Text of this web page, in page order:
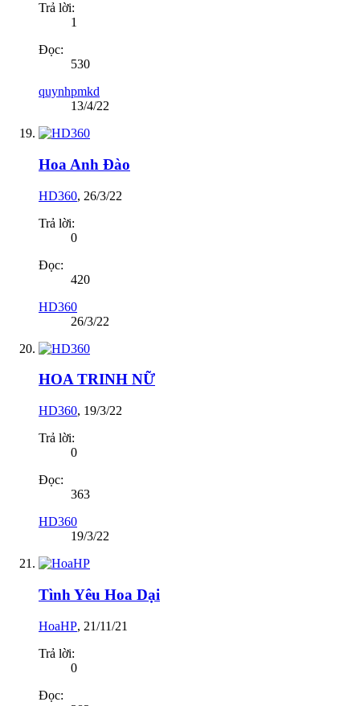
Trả lời:
1
Đọc:
530
quynhpmkd
13/4/22
Hoa Anh Đào
HD360, 26/3/22
Trả lời:
0
Đọc:
420
HD360
26/3/22
HOA TRINH NỮ
HD360, 19/3/22
Trả lời:
0
Đọc:
363
HD360
19/3/22
Tình Yêu Hoa Dại
HoaHP, 21/11/21
Trả lời:
0
Đọc: